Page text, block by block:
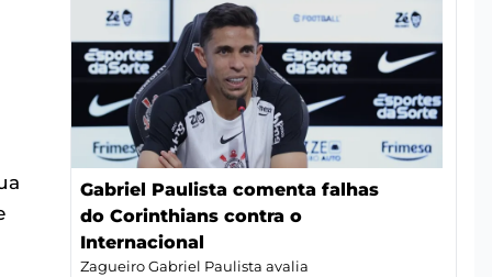
Gabriel Paulista comenta falhas
do Corinthians contra o
Internacional
Zagueiro Gabriel Paulista avalia